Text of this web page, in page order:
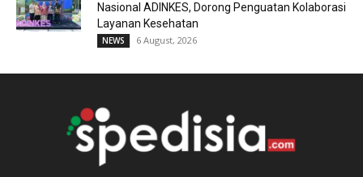
Nasional ADINKES, Dorong Penguatan Kolaborasi
Layanan Kesehatan
NEWS 6 August, 2026